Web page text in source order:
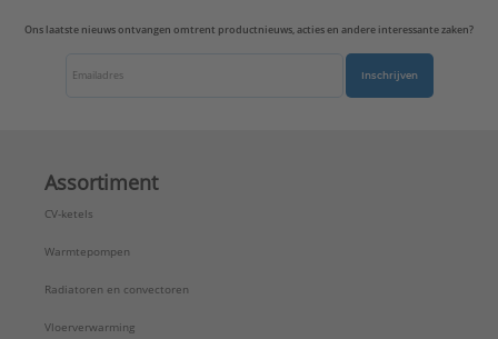
Ons laatste nieuws ontvangen omtrent productnieuws, acties en andere interessante zaken?
Inschrijven
Assortiment
CV-ketels
Warmtepompen
Radiatoren en convectoren
Vloerverwarming